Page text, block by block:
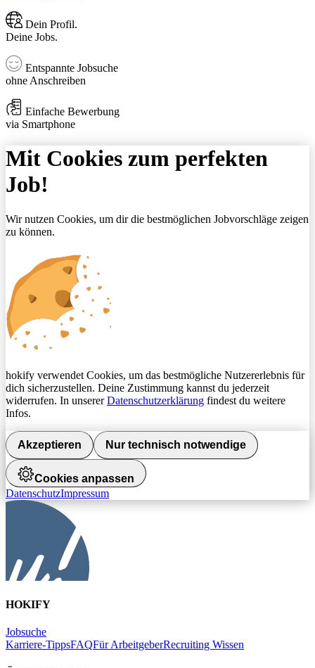
Dein Profil.
Deine Jobs.
Entspannte Jobsuche
ohne Anschreiben
Einfache Bewerbung
via Smartphone
Mit Cookies zum perfekten
Job!
Wir nutzen Cookies, um dir die bestmöglichen Jobvorschläge zeigen
zu können.
hokify verwendet Cookies, um das bestmögliche Nutzererlebnis für
dich sicherzustellen. Deine Zustimmung kannst du jederzeit
widerrufen. In unsererDatenschutzerklärung findest du weitere
Infos.
Akzeptieren Nur technisch notwendige
Cookies anpassen
DatenschutzImpressum
HOKIFY
Jobsuche
Karriere-TippsFAQFür ArbeitgeberRecruiting Wissen